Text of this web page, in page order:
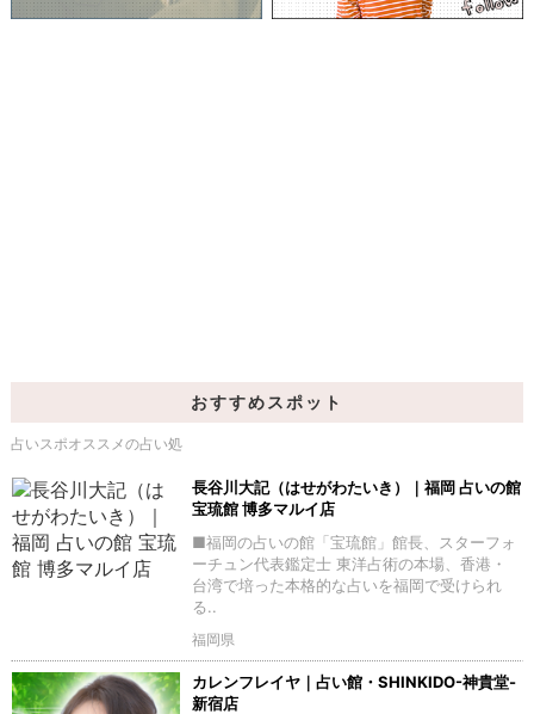
おすすめスポット
占いスポオススメの占い処
長谷川大記（はせがわたいき）｜福岡 占いの館
宝琉館 博多マルイ店
■福岡の占いの館「宝琉館」館長、スターフォ
ーチュン代表鑑定士 東洋占術の本場、香港・
台湾で培った本格的な占いを福岡で受けられ
る..
福岡県
カレンフレイヤ｜占い館・SHINKIDO-神貴堂-
新宿店